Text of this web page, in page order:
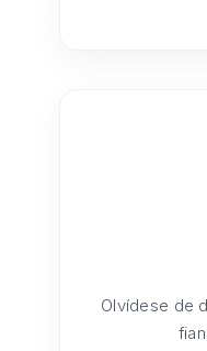
Olvídese de